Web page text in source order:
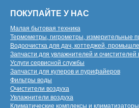
ПОКУПАЙТЕ У НАС
Малая бытовая техника
Термометры, гигрометры, измерительные
Водоочистка для дач, коттеджей,
Запчасти для увлажнителей и очистителей
Услуги сервисной службы
Запчасти для кулеров и пурифайеров
Фильтры воды
Очистители воздуха
Увлажнители воздуха
Климатические комплексы и климатизаторы